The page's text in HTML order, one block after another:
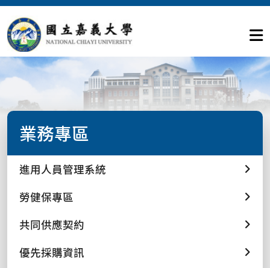
業務專區
進用人員管理系統
勞健保專區
共同供應契約
優先採購資訊